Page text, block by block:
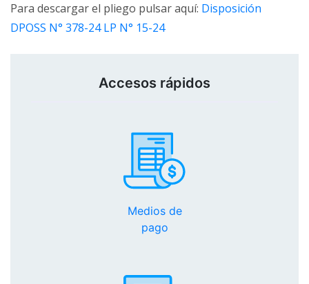
Para descargar el pliego pulsar aquí: Disposición
DPOSS N° 378-24 LP N° 15-24
Accesos rápidos
Medios de
pago